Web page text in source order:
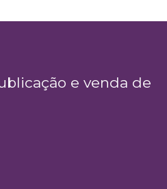
e venda de